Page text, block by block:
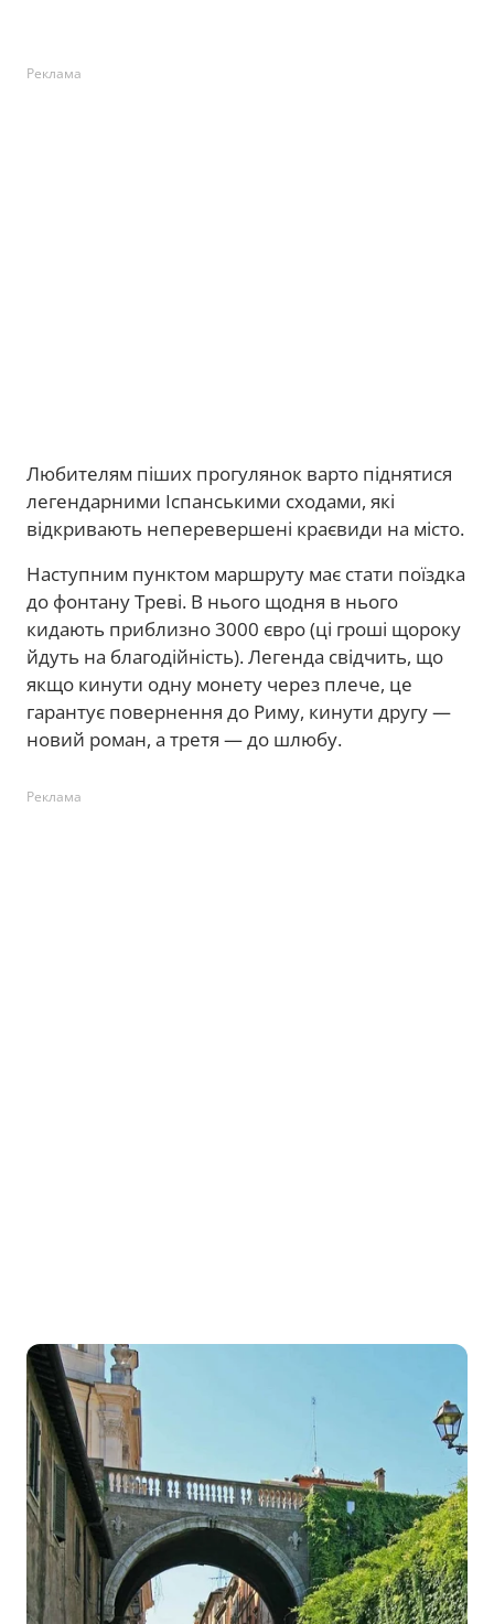
Реклама
Любителям піших прогулянок варто піднятися
легендарними Іспанськими сходами, які
відкривають неперевершені краєвиди на місто.
Наступним пунктом маршруту має стати поїздка
до фонтану Треві. В нього щодня в нього
кидають приблизно 3000 євро (ці гроші щороку
йдуть на благодійність). Легенда свідчить, що
якщо кинути одну монету через плече, це
гарантує повернення до Риму, кинути другу —
новий роман, а третя — до шлюбу.
Реклама